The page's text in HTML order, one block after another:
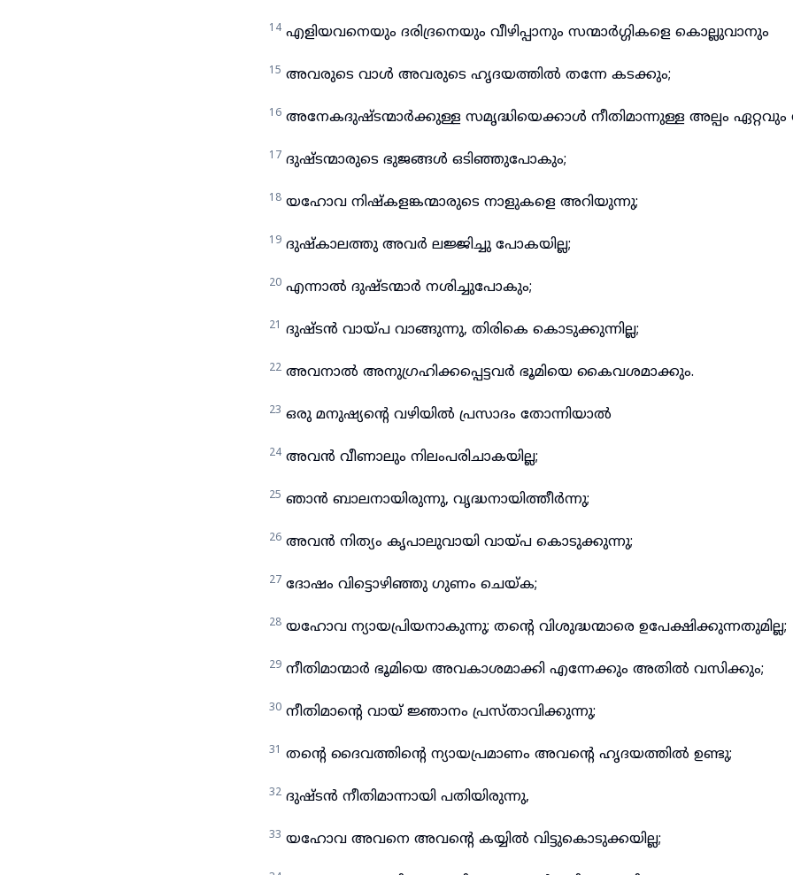
14 എളിയവനെയും ദരിദ്രനെയും വീഴിപ്പാനും സന്മാർഗ്ഗികളെ കൊല്ലുവാനും
15 അവരുടെ വാൾ അവരുടെ ഹൃദയത്തിൽ തന്നേ കടക്കും;
16 അനേകദുഷ്ടന്മാർക്കുള്ള സമൃദ്ധിയെക്കാൾ നീതിമാന്നുള്ള അല്പം ഏറ്റവും
17 ദുഷ്ടന്മാരുടെ ഭുജങ്ങൾ ഒടിഞ്ഞുപോകും;
18 യഹോവ നിഷ്കളങ്കന്മാരുടെ നാളുകളെ അറിയുന്നു;
19 ദുഷ്കാലത്തു അവർ ലജ്ജിച്ചു പോകയില്ല;
20 എന്നാൽ ദുഷ്ടന്മാർ നശിച്ചുപോകും;
21 ദുഷ്ടൻ വായ്പ വാങ്ങുന്നു, തിരികെ കൊടുക്കുന്നില്ല;
22 അവനാൽ അനുഗ്രഹിക്കപ്പെട്ടവർ ഭൂമിയെ കൈവശമാക്കും.
23 ഒരു മനുഷ്യന്റെ വഴിയിൽ പ്രസാദം തോന്നിയാൽ
24 അവൻ വീണാലും നിലംപരിചാകയില്ല;
25 ഞാൻ ബാലനായിരുന്നു, വൃദ്ധനായിത്തീർന്നു;
26 അവൻ നിത്യം കൃപാലുവായി വായ്പ കൊടുക്കുന്നു;
27 ദോഷം വിട്ടൊഴിഞ്ഞു ഗുണം ചെയ്ക;
28 യഹോവ ന്യായപ്രിയനാകുന്നു; തന്റെ വിശുദ്ധന്മാരെ ഉപേക്ഷിക്കുന്നതുമില്ല;
29 നീതിമാന്മാർ ഭൂമിയെ അവകാശമാക്കി എന്നേക്കും അതിൽ വസിക്കും;
30 നീതിമാന്റെ വായ് ജ്ഞാനം പ്രസ്താവിക്കുന്നു;
31 തന്റെ ദൈവത്തിന്റെ ന്യായപ്രമാണം അവന്റെ ഹൃദയത്തിൽ ഉണ്ടു;
32 ദുഷ്ടൻ നീതിമാന്നായി പതിയിരുന്നു,
33 യഹോവ അവനെ അവന്റെ കയ്യിൽ വിട്ടുകൊടുക്കയില്ല;